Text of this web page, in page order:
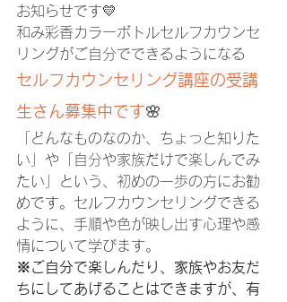
お知らせです💛
和み彩香カラーボトルセルフカウンセ
リングがご自分でできるようになる
セルフカウンセリング講座の受講
生さん募集中です🌸
「どんなものなのか、ちょっと知りた
い」や「自分や家族だけで楽しんでみ
たい」という、初めの一歩の方にお勧
めです。セルフカウンセリングできる
ように、手順や色が映し出す心理や感
情について学びます。
※ご自分で楽しんだり、家族やお友だ
ちにしてあげることはできますが、有